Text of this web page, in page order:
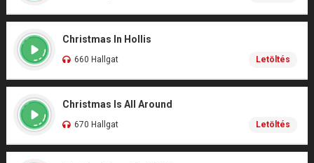
Christmas In Hollis
660 Hallgat Letöltés
Christmas Is All Around
670 Hallgat Letöltés